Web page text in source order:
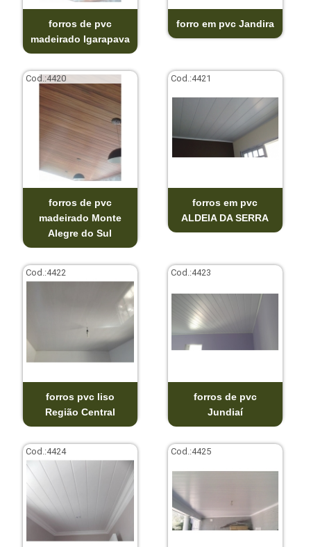
forros de pvc
madeirado Igarapava
forro em pvc Jandira
Cod.:4420
forros de pvc
madeirado Monte
Alegre do Sul
Cod.:4421
forros em pvc
ALDEIA DA SERRA
Cod.:4422
forros pvc liso
Região Central
Cod.:4423
forros de pvc
Jundiaí
Cod.:4424 Cod.:4425